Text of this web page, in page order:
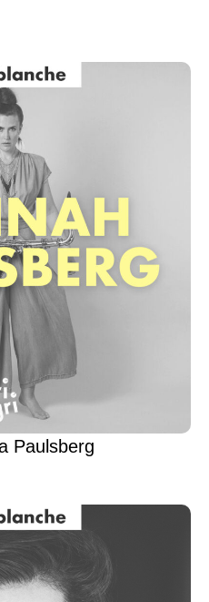
Paulsberg
PagePage Page